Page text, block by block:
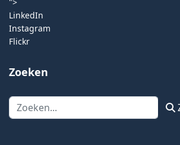
LinkedIn
Instagram
Flickr
Zoeken
Zoeken